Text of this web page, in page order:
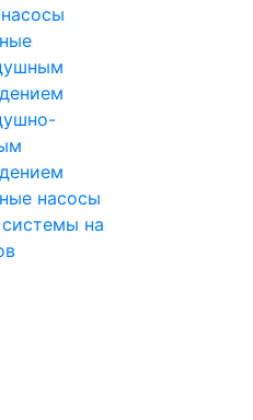
насосы
на